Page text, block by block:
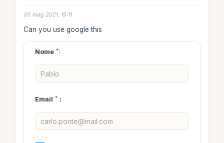
05 mag 2021, 15:11
Can you use google this
Nome *:
Email * :